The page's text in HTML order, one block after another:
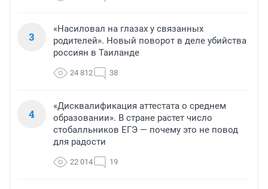
3
«Насиловал на глазах у связанных
родителей». Новый поворот в деле убийства
россиян в Таиланде
24 812 38
4
«Дисквалификация аттестата о среднем
образовании». В стране растет число
стобалльников ЕГЭ — почему это не повод
для радости
22 014 19